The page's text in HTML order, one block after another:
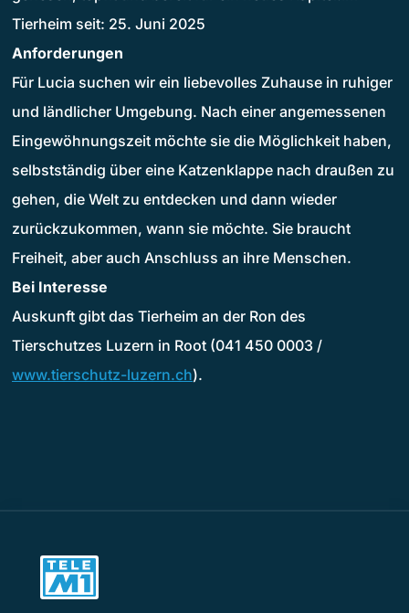
Tierheim seit: 25. Juni 2025
Anforderungen
Für Lucia suchen wir ein liebevolles Zuhause in ruhiger
und ländlicher Umgebung. Nach einer angemessenen
Eingewöhnungszeit möchte sie die Möglichkeit haben,
selbstständig über eine Katzenklappe nach draußen zu
gehen, die Welt zu entdecken und dann wieder
zurückzukommen, wann sie möchte. Sie braucht
Freiheit, aber auch Anschluss an ihre Menschen.
Bei Interesse
Auskunft gibt das Tierheim an der Ron des
Tierschutzes Luzern in Root (041 450 0003 /
www.tierschutz-luzern.ch).